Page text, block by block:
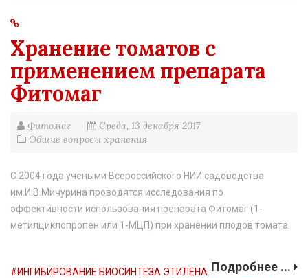
Хранение томатов с
применением препарата
Фитомаг
Фитомаг
Среда, 13 декабря 2017
Общие вопросы хранения
С 2004 года учеными Всероссийского НИИ садоводства
им.И.В.Мичурина проводятся исследования по
эффективности использования препарата Фитомаг (1-
метилциклопропен или 1-МЦП) при хранении плодов томата.
Подробнее ...
ИНГИБИРОВАНИЕ БИОСИНТЕЗА ЭТИЛЕНА